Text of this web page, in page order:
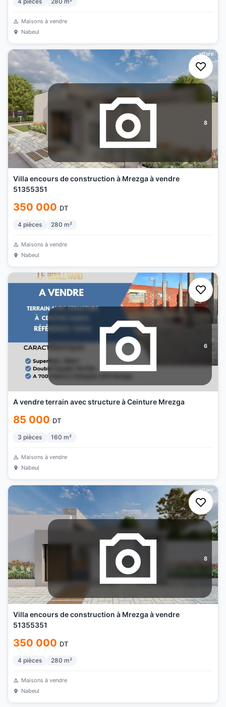
Maisons à vendre
Nabeul
8
Villa encours de construction à Mrezga à vendre
51355351
350 000 DT
4 pièces 280 m²
Maisons à vendre
Nabeul
6
A vendre terrain avec structure à Ceinture Mrezga
85 000 DT
3 pièces 160 m²
Maisons à vendre
Nabeul
8
Villa encours de construction à Mrezga à vendre
51355351
350 000 DT
4 pièces 280 m²
Maisons à vendre
Nabeul